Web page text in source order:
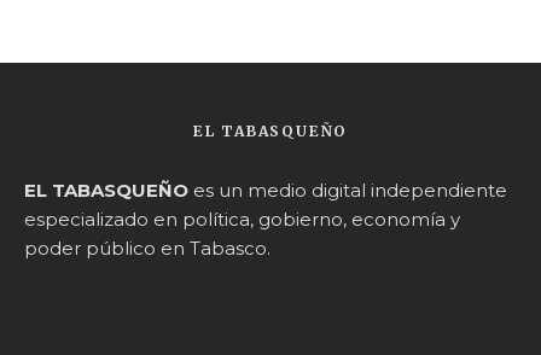
EL TABASQUEÑO
EL TABASQUEÑO es un medio digital independiente
especializado en política, gobierno, economía y
poder público en Tabasco.